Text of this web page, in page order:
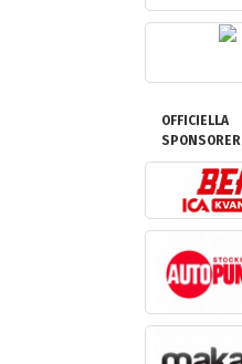
OFFICIELLA
SPONSORER